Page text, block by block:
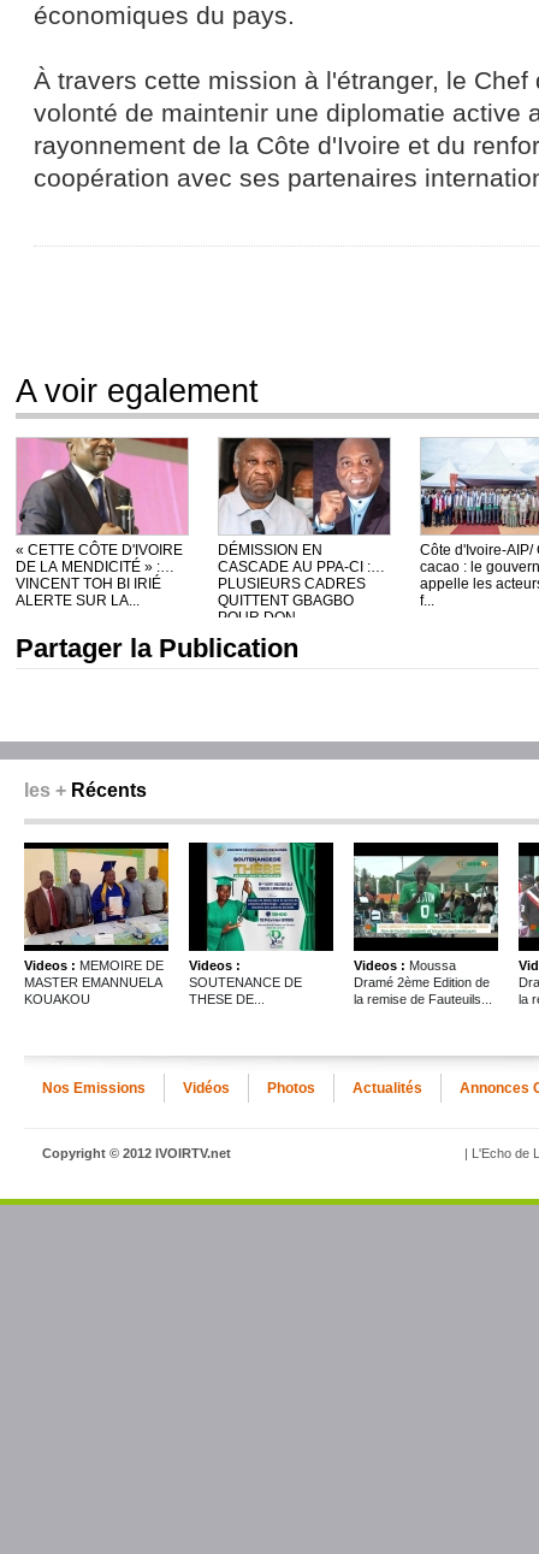
économiques du pays.
À travers cette mission à l'étranger, le
volonté de maintenir une diplomatie active
rayonnement de la Côte d'Ivoire et du
coopération avec ses partenaires
A voir egalement
« CETTE CÔTE D'IVOIRE
DE LA MENDICITÉ » :
VINCENT TOH BI IRIÉ
ALERTE SUR LA...
DÉMISSION EN
CASCADE AU PPA-CI :
PLUSIEURS CADRES
QUITTENT GBAGBO
POUR DON ...
Côte d'Ivoire-AIP/
cacao : le
appelle les
f...
Partager la Publication
les + Récents
Videos : MEMOIRE DE
MASTER EMANNUELA
KOUAKOU
Videos :
SOUTENANCE DE
THESE DE...
Videos : Moussa
Dramé 2ème Edition de
la remise de Fauteuils...
la
Nos Emissions Vidéos Photos Actualités Annonces
Copyright © 2012 IVOIRTV.net | L'Echo de